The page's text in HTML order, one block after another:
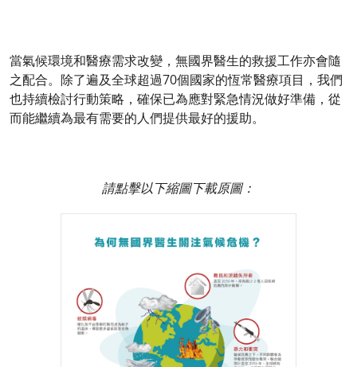
當氣候環境和醫療需求改變，無國界醫生的救援工作亦會隨
之配合。除了遍及全球超過70個國家的恆常醫療項目，我們
也持續檢討行動策略，確保已為應對緊急情況做好準備，從
而能繼續為最有需要的人們提供最好的援助。
請點擊以下縮圖下載原圖：